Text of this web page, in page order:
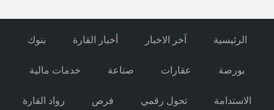
الرئيسية آخر الاخبار أخبار القارة بنوك
بورصة عقارات صناعة خدمات مالية
الاستدامة تحول رقمي فرص رواد القارة